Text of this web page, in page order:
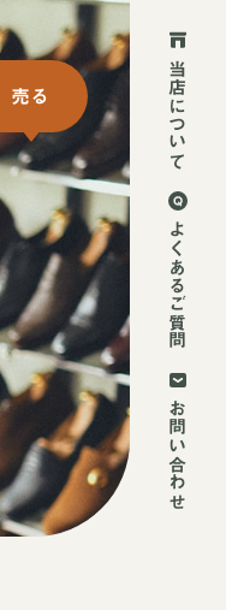
売る 当店について
よくあるご質問
お問い合わせ